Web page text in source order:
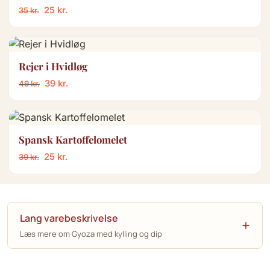
35kr. 25 kr.
Rejer i Hvidløg
49kr. 39 kr.
Spansk Kartoffelomelet
39kr. 25 kr.
Lang varebeskrivelse
Læs mere om Gyoza med kylling og dip